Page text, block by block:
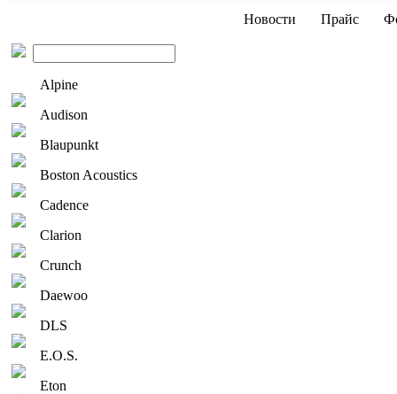
Новости Прайс
Alpine
Audison
Blaupunkt
Boston Acoustics
Cadence
Clarion
Crunch
Daewoo
DLS
E.O.S.
Eton